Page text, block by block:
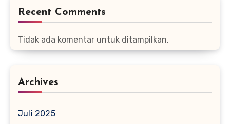
Recent Comments
Tidak ada komentar untuk ditampilkan.
Archives
Juli 2025